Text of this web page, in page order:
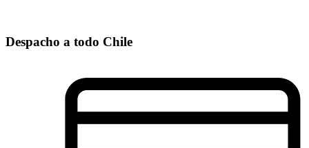
Despacho a todo Chile